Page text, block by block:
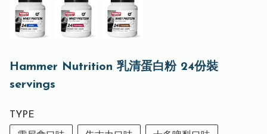
Hammer Nutrition 乳清蛋白粉 24份裝
servings
TYPE